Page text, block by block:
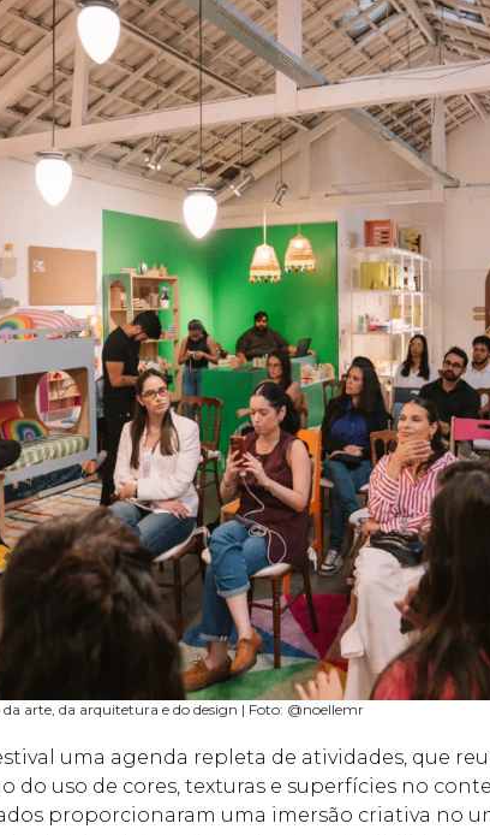
arte, da arquitetura e do design | Foto: @noellemr
uma agenda repleta de atividades, que
uso de cores, texturas e superfícies no
proporcionaram uma imersão criativa no